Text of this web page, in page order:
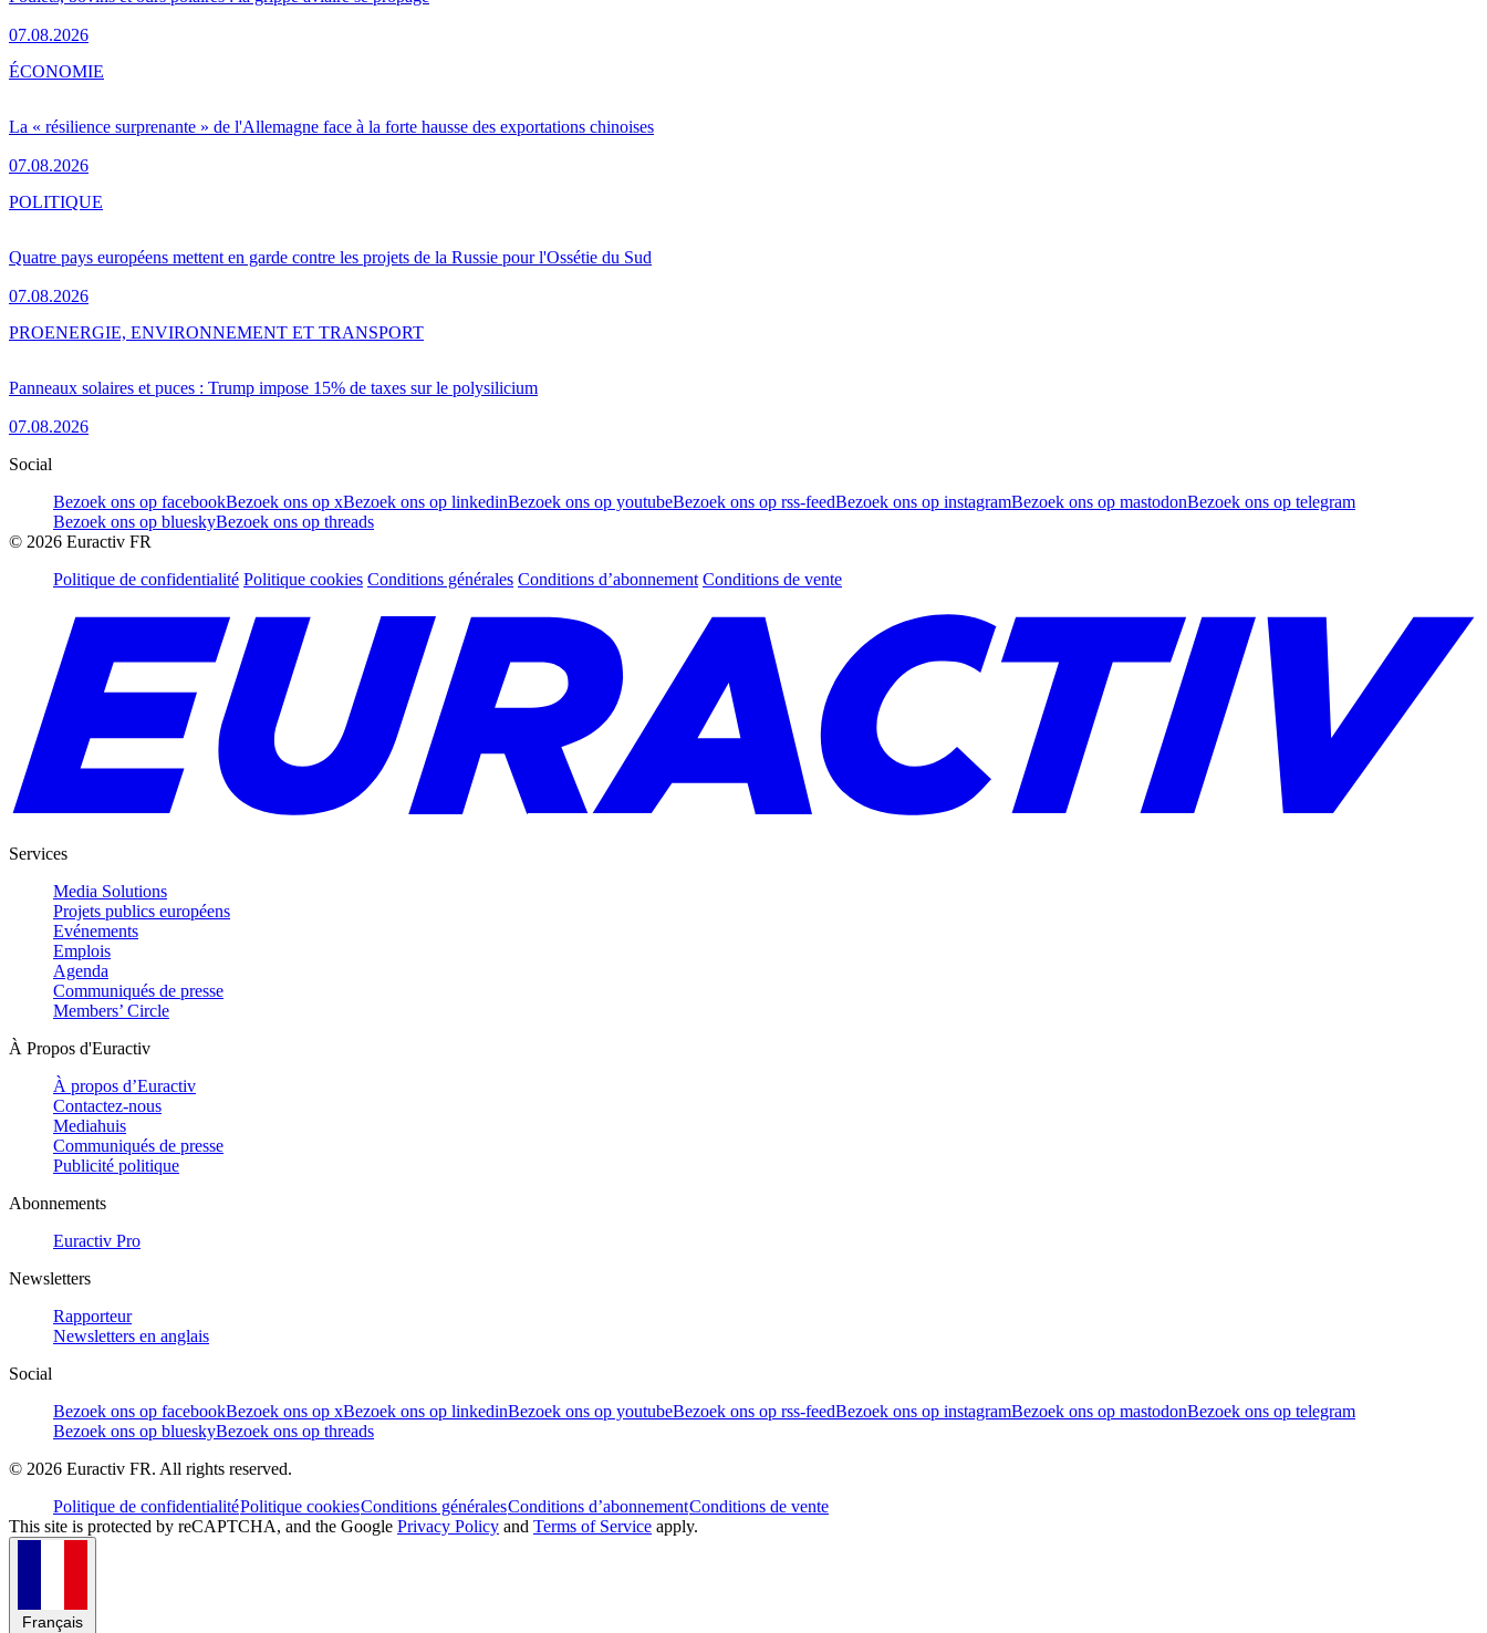
07.08.2026
La « résilience surprenante » de l'Allemagne face à la forte hausse des exportations chinoises
07.08.2026
ÉCONOMIE
Quatre pays européens mettent en garde contre les projets de la Russie pour l'Ossétie du Sud
07.08.2026
POLITIQUE
Panneaux solaires et puces : Trump impose 15% de taxes sur le polysilicium
07.08.2026
PROENERGIE, ENVIRONNEMENT ET TRANSPORT
Social
Bezoek ons op facebookBezoek ons op xBezoek ons op linkedinBezoek ons op youtubeBezoek ons op rss-feedBezoek ons op instagramBezoek ons op mastodonBezoek ons op telegram
Bezoek ons op blueskyBezoek ons op threads
© 2026 Euractiv FR
Politique de confidentialité Politique cookies Conditions générales Conditions d’abonnement Conditions de vente
Services
Media Solutions
Projets publics européens
Evénements
Emplois
Agenda
Communiqués de presse
Members’ Circle
À Propos d'Euractiv
À propos d’Euractiv
Contactez-nous
Mediahuis
Communiqués de presse
Publicité politique
Abonnements
Euractiv Pro
Newsletters
Rapporteur
Newsletters en anglais
Social
Bezoek ons op facebookBezoek ons op xBezoek ons op linkedinBezoek ons op youtubeBezoek ons op rss-feedBezoek ons op instagramBezoek ons op mastodonBezoek ons op telegram
Bezoek ons op blueskyBezoek ons op threads
© 2026 Euractiv FR. All rights reserved.
Politique de confidentialitéPolitique cookiesConditions généralesConditions d’abonnementConditions de vente
This site is protected by reCAPTCHA, and the Google Privacy Policy and Terms of Service apply.
Français